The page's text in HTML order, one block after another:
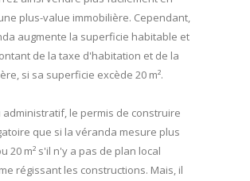
plus-value immobilière. Cependant,
augmente la superficie habitable et
de la taxe d'habitation et de la
si sa superficie excède 20 m².
administratif, le permis de construire
que si la véranda mesure plus
20 m² s'il n'y a pas de plan local
régissant les constructions. Mais, il